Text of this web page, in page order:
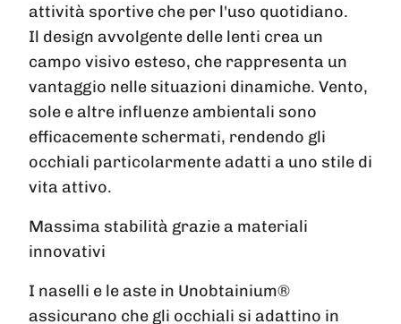
attività sportive che per l'uso quotidiano.
Il design avvolgente delle lenti crea un
campo visivo esteso, che rappresenta un
vantaggio nelle situazioni dinamiche. Vento,
sole e altre influenze ambientali sono
efficacemente schermati, rendendo gli
occhiali particolarmente adatti a uno stile di
vita attivo.
Massima stabilità grazie a materiali
innovativi
I naselli e le aste in Unobtainium®
assicurano che gli occhiali si adattino in